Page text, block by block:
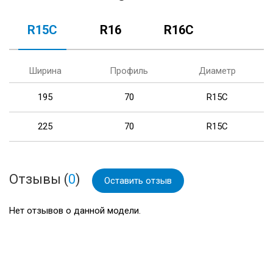
R15C R16 R16C
Ширина Профиль Диаметр
195 70 R15C
225 70 R15C
Отзывы (0) Оставить отзыв
Нет отзывов о данной модели.